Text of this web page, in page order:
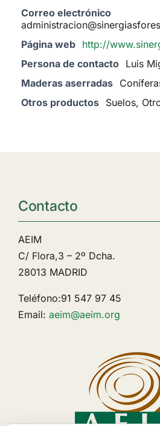
Correo electrónico
Página web http://
Persona de contacto Luis
Maderas aserradas
Otros productos Suelos,
Contacto
AEIM
C/ Flora,3 – 2º Dcha.
28013 MADRID
Teléfono:91 547 97 45
Email: aeim@aeim.org